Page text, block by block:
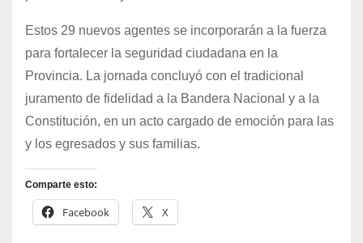
Estos 29 nuevos agentes se incorporarán a la fuerza
para fortalecer la seguridad ciudadana en la
Provincia. La jornada concluyó con el tradicional
juramento de fidelidad a la Bandera Nacional y a la
Constitución, en un acto cargado de emoción para las
y los egresados y sus familias.
Comparte esto:
Facebook X